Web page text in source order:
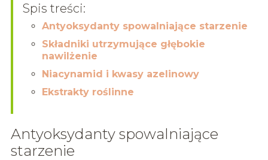
Spis treści:
Antyoksydanty spowalniające starzenie
Składniki utrzymujące głębokie
nawilżenie
Niacynamid i kwasy azelinowy
Ekstrakty roślinne
Antyoksydanty spowalniające
starzenie